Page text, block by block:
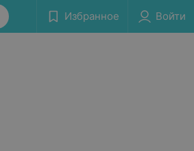
Избранное Войти